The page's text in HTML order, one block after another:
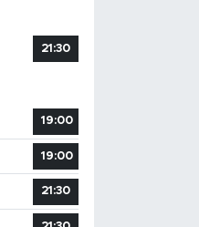
21:30
19:00
19:00
21:30